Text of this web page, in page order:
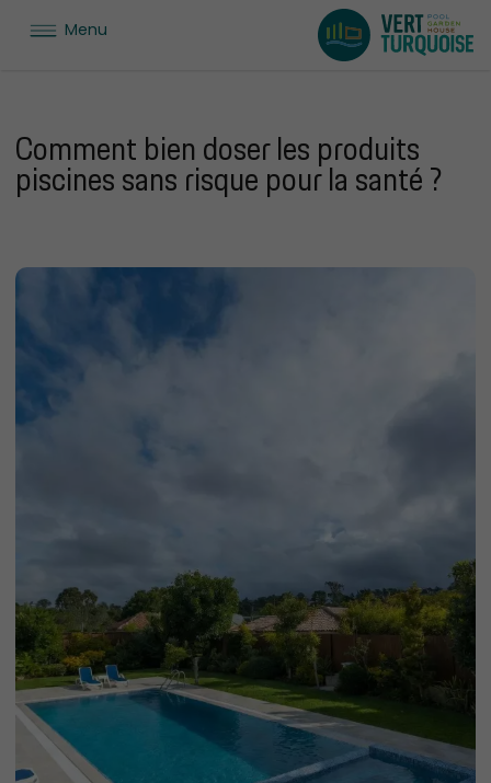
Menu
Comment bien doser les produits
piscines sans risque pour la santé ?